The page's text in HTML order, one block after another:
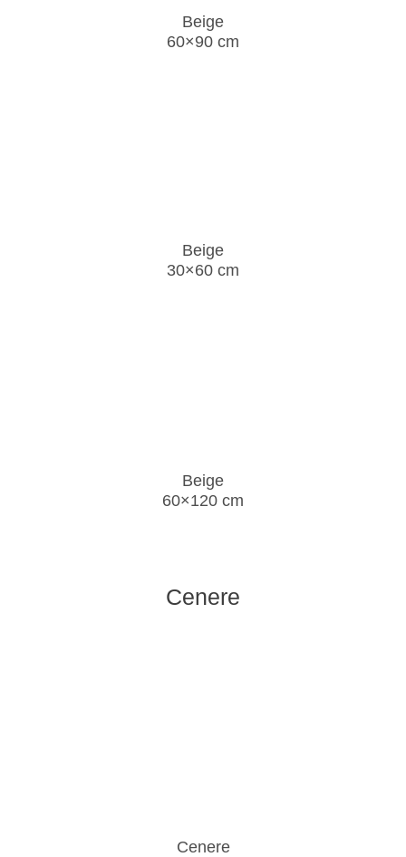
Beige
60×90 cm
Beige
30×60 cm
Beige
60×120 cm
Cenere
Cenere